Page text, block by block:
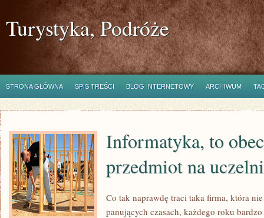
Turystyka, Podróże
STRONA GŁÓWNA SPIS TREŚCI BLOG INTERNETOWY ARCHIWUM
Informatyka, to
przedmiot na
Co tak naprawdę traci taka firma, która
panujących czasach, każdego roku